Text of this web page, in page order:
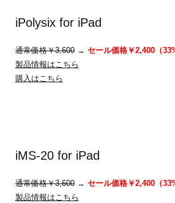
iPolysix for iPad
通常価格￥3,600→ セール価格￥2,400（
製品情報はこちら
購入はこちら
iMS-20 for iPad
通常価格￥3,600→ セール価格￥2,400（
製品情報はこちら